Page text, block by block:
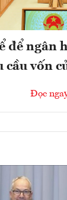
để ngân
cầu vốn
Đọc